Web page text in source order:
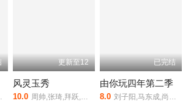
更新至12
风灵玉秀
10.0 周帅,张琦,拜跃,黄莺,刘以嘉,梁达伟,韩雨希
已完结
由你玩四年第二季
8.0 刘子阳,马东成,尚标,李首银